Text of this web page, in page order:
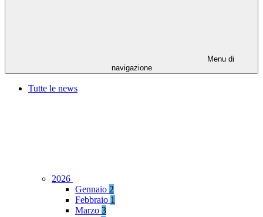
Menu di
navigazione
Tutte le news
2026
Gennaio 2
Febbraio 1
Marzo 3